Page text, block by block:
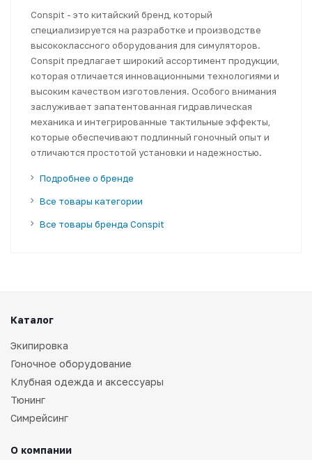
Conspit - это китайский бренд, который
специализируется на разработке и производстве
высококлассного оборудования для симуляторов.
Conspit предлагает широкий ассортимент продукции,
которая отличается инновационными технологиями и
высоким качеством изготовления. Особого внимания
заслуживает запатентованная гидравлическая
механика и интегрированные тактильные эффекты,
которые обеспечивают подлинный гоночный опыт и
отличаются простотой установки и надежностью.
Подробнее о бренде
Все товары категории
Все товары бренда Conspit
Каталог
Экипировка
Гоночное оборудование
Клубная одежда и аксессуары
Тюнинг
Симрейсинг
О компании